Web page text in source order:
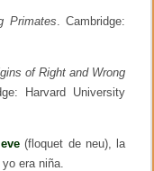
Primates . Cambridge:
of Right and Wrong
Harvard University
(floquet de neu), la
era niña.